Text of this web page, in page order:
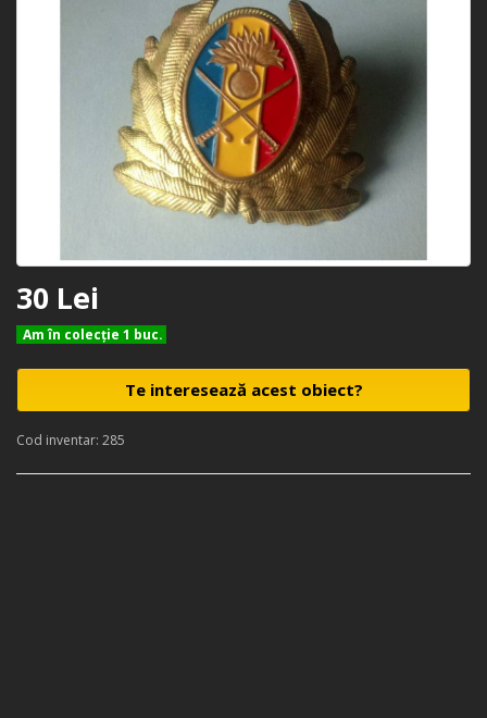
30 Lei
Am în colecţie 1 buc.
Te interesează acest obiect?
Cod inventar: 285